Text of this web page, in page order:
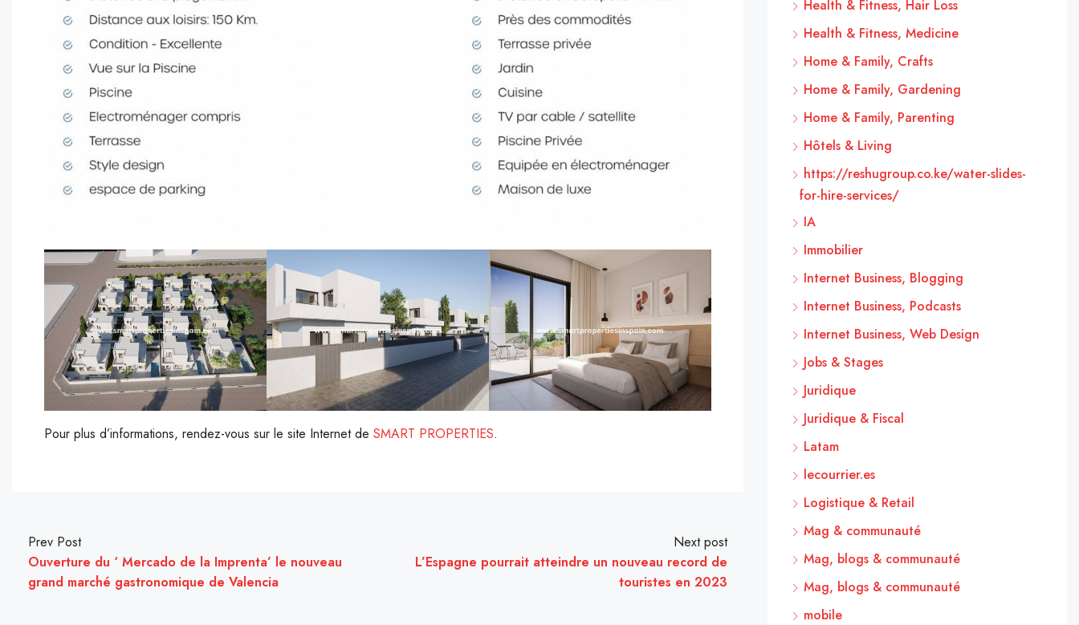
Pour plus d’informations, rendez-vous sur le site Internet de SMART PROPERTIES.
Prev Post
Ouverture du ‘ Mercado de la Imprenta’ le nouveau
grand marché gastronomique de Valencia
Next post
L’Espagne pourrait atteindre un nouveau record de
touristes en 2023
Health & Fitness, Hair Loss
Health & Fitness, Medicine
Home & Family, Crafts
Home & Family, Gardening
Home & Family, Parenting
Hôtels & Living
https://reshugroup.co.ke/water-slides-
for-hire-services/
IA
Immobilier
Internet Business, Blogging
Internet Business, Podcasts
Internet Business, Web Design
Jobs & Stages
Juridique
Juridique & Fiscal
Latam
lecourrier.es
Logistique & Retail
Mag & communauté
Mag, blogs & communauté
Mag, blogs & communauté
mobile